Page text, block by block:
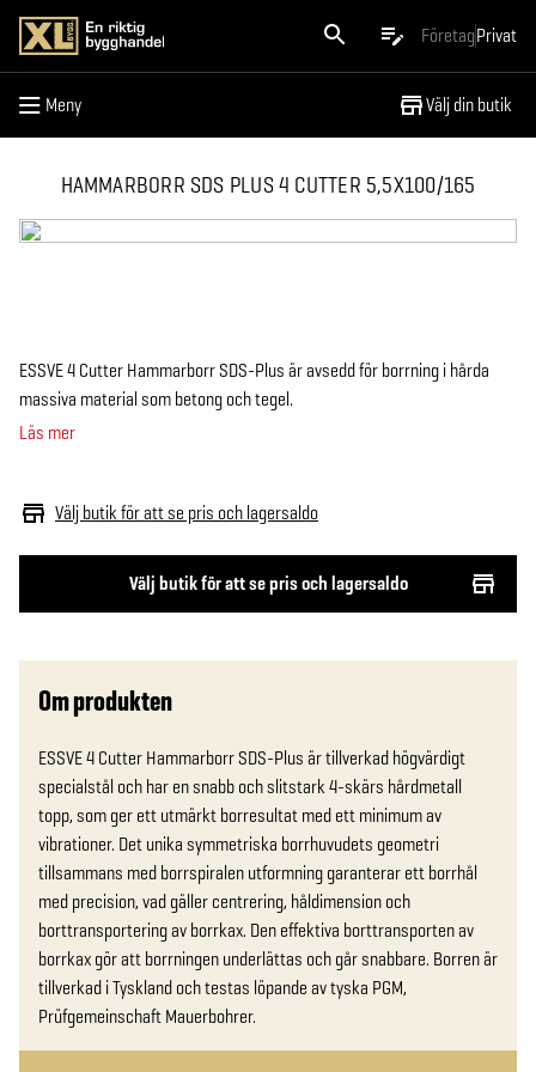
FöretagPrivat
Meny Välj din butik
Meny
HAMMARBORR SDS PLUS 4 CUTTER 5,5X100/165
Välj butik för att se pris och lagersaldo
Välj butik för att se pris och lagersaldo
ESSVE 4 Cutter Hammarborr SDS-Plus är avsedd för borrning i hårda
massiva material som betong och tegel.
Läs mer
Om produkten
ESSVE 4 Cutter Hammarborr SDS-Plus är tillverkad högvärdigt
specialstål och har en snabb och slitstark 4-skärs hårdmetall
topp, som ger ett utmärkt borresultat med ett minimum av
vibrationer. Det unika symmetriska borrhuvudets geometri
tillsammans med borrspiralen utformning garanterar ett borrhål
med precision, vad gäller centrering, håldimension och
borttransportering av borrkax. Den effektiva borttransporten av
borrkax gör att borrningen underlättas och går snabbare. Borren är
tillverkad i Tyskland och testas löpande av tyska PGM,
Prüfgemeinschaft Mauerbohrer.